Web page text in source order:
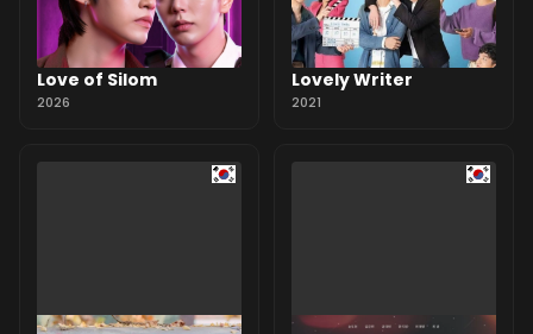
Love of Silom
2026
Lovely Writer
2021